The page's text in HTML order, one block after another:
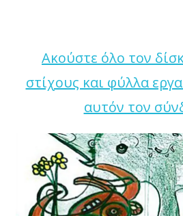
Ακούστε όλο τον
στίχους και φύλλα
αυτόν τον